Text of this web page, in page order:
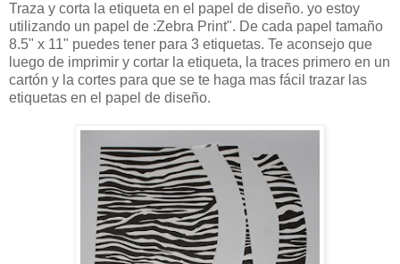
Traza y corta la etiqueta en el papel de diseño. yo estoy
utilizando un papel de :Zebra Print". De cada papel tamaño
8.5" x 11" puedes tener para 3 etiquetas. Te aconsejo que
luego de imprimir y cortar la etiqueta, la traces primero en un
cartón y la cortes para que se te haga mas fácil trazar las
etiquetas en el papel de diseño.